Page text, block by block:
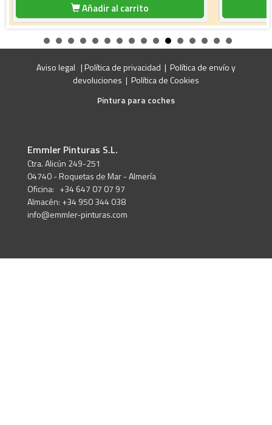
Añadir al carrito
Aviso legal |Política de privacidad | Política de envío y
devoluciones | Política de Cookies
Pintura para coches
Emmler Pinturas S.L.
Ctra. Alicún 249-251
04740 - Roquetas de Mar - Almería
Oficina: +34 647 07 07 97
Almacén: +34 950 344 038
info@emmler-pinturas.com